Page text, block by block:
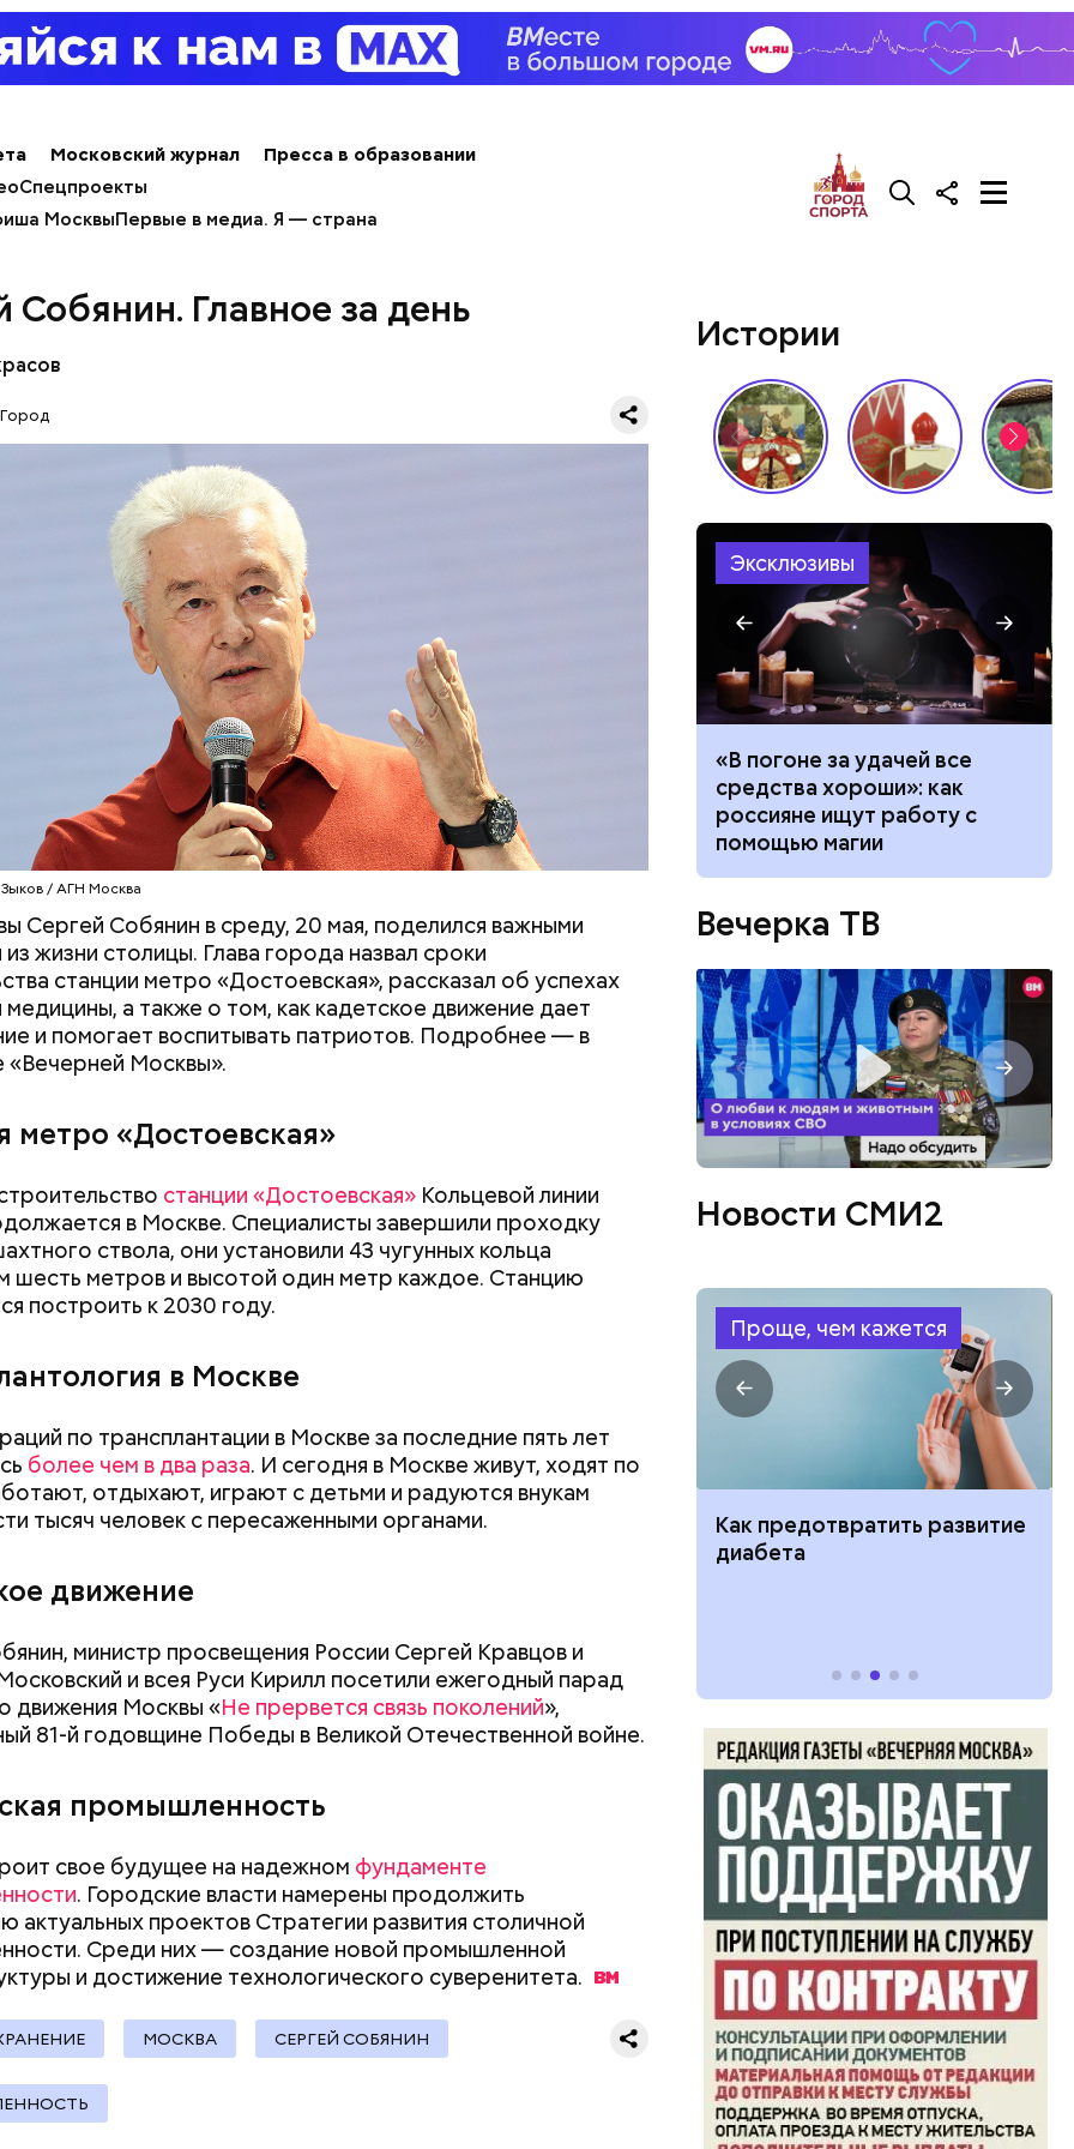
Московский журнал
Пресса в образовании
Спецпроекты
МосквыПервые в медиа. Я — страна
Собянин. Главное за день
Город
/ АГН Москва
Сергей Собянин в среду, 20 мая, поделился важными
жизни столицы. Глава города назвал сроки
станции метро «Достоевская», рассказал об успехах
медицины, а также о том, как кадетское движение дает
и помогает воспитывать патриотов. Подробнее — в
«Вечерней Москвы».
метро «Достоевская»
станции «Достоевская» Кольцевой линии
в Москве. Специалисты завершили проходку
ствола, они установили 43 чугунных кольца
шесть метров и высотой один метр каждое. Станцию
построить к 2030 году.
в Москве
по трансплантации в Москве за последние пять лет
более чем в два раза. И сегодня в Москве живут, ходят по
отдыхают, играют с детьми и радуются внукам
тысяч человек с пересаженными органами.
движение
министр просвещения России Сергей Кравцов и
и всея Руси Кирилл посетили ежегодный парад
движения Москвы «Не прервется связь поколений»,
81-й годовщине Победы в Великой Отечественной войне.
промышленность
свое будущее на надежном фундаменте
. Городские власти намерены продолжить
актуальных проектов Стратегии развития столичной
Среди них — создание новой промышленной
и достижение технологического суверенитета.
МОСКВА СЕРГЕЙ СОБЯНИН
труд и огромный вклад в развитие столицы, за
проекты, которые делают нашу любимую Москву
комфортной, — написал Собянин вМАКС.
что 16 столичных учеников 5–7-х классовстали
, еще 17 получили дипломы призеров на всероссийском
перемена».
беспрецедентные темпыстроительства метро, и в
достигла максимального показателя за последние пять
первые семь месяцев года проложено 14,7 километра
работах задействованы 25 станций и 10
механизированных комплексов.
Истории
Эксклюзивы
Вода за 10 тысяч: поможет ли
японский напиток сбросить
лишний вес
Людей разбросало по
проезжей части: как
легковушка сбила толпу
пешеходов в Омске
«В погоне за удачей все
средства хороши»: как
россияне ищут работу с
помощью магии
Вечерка ТВ
Новости СМИ2
Проще, чем кажется
Как получить до 100 тысяч
трудной ситуации: кто может
претендовать и какие нужны
Как узнать, снесут ли дом по
Как предотвратить развитие
диабета